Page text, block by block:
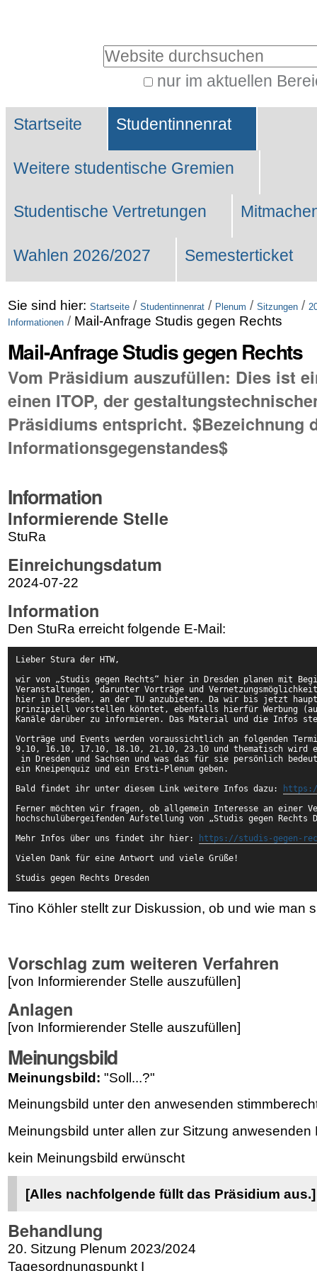
Website durchsuchen
nur im aktuellen
Suche…
Sektionen
Startseite Studentinnenrat
Weitere studentische Gremien
Studentische Vertretungen
Wahlen 2026/2027 Semesterticket
Sie sind hier: Startseite / Studentinnenrat / Plenum / Sitzungen /
Informationen / Mail-Anfrage Studis gegen Rechts
Mail-Anfrage Studis gegen Rechts
Vom Präsidium auszufüllen: Dies ist
einen ITOP, der
Präsidiums entspricht. $Bezeichnung
Informationsgegenstandes$
Information
Informierende Stelle
StuRa
Einreichungsdatum
2024-07-22
Information
Den StuRa erreicht folgende E-Mail:
Lieber Stura der HTW,
wir von „Studis gegen Rechts“ hier in Dresden planen mit
Veranstaltungen, darunter Vorträge und
hier in Dresden, an der TU anzubieten. Da wir bis jetzt
prinzipiell vorstellen könntet, ebenfalls hierfür Werbung
Kanäle darüber zu informieren. Das Material und die Infos
Vorträge und Events werden voraussichtlich an folgenden
9.10, 16.10, 17.10, 18.10, 21.10, 23.10 und thematisch wird
in Dresden und Sachsen und was das für sie persönlich
ein Kneipenquiz und ein Ersti-Plenum geben.
Bald findet ihr unter diesem Link weitere Infos dazu:
Ferner möchten wir fragen, ob allgemein Interesse an einer
hochschulübergeifenden Aufstellung von „Studis gegen Rechts
Mehr Infos über uns findet ihr hier:
https://studis-gegen-
Vielen Dank für eine Antwort und viele Grüße!
Studis gegen Rechts Dresden
Tino Köhler stellt zur Diskussion, ob und wie man
Vorschlag zum weiteren Verfahren
[von Informierender Stelle auszufüllen]
Anlagen
[von Informierender Stelle auszufüllen]
Meinungsbild
Meinungsbild: "Soll...?"
Meinungsbild unter den anwesenden
Meinungsbild unter allen zur Sitzung anwesenden
kein Meinungsbild erwünscht
[Alles nachfolgende füllt das Präsidium aus.]
Behandlung
20. Sitzung Plenum 2023/2024
Tagesordnungspunkt I